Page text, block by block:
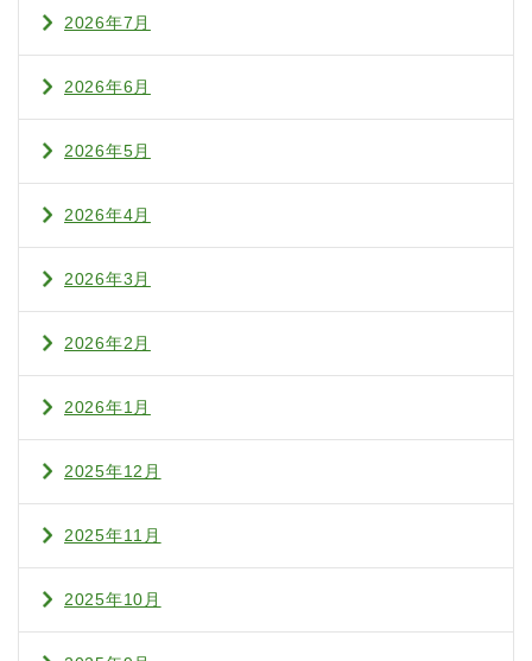
2026年7月
2026年6月
2026年5月
2026年4月
2026年3月
2026年2月
2026年1月
2025年12月
2025年11月
2025年10月